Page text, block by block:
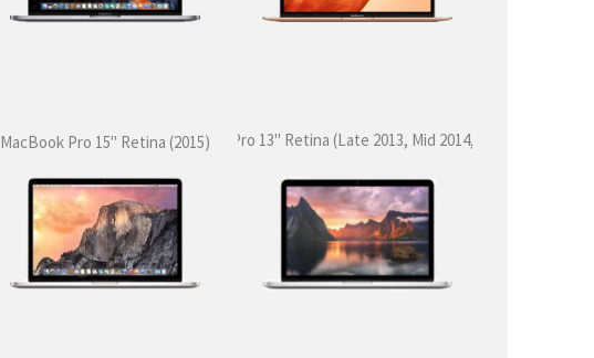
MacBook Pro 15'' Retina (2015)MacBook Pro 13'' Retina (Late 2013, Mid 2014, Early 2015)